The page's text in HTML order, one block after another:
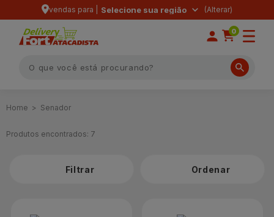
vendas para | Selecione sua região
0
Senador
Produtos encontrados: 7
Filtrar